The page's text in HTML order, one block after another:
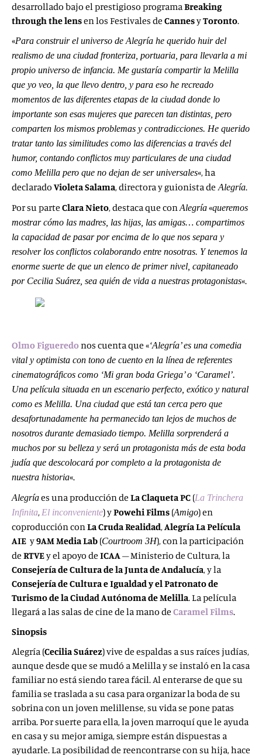
desarrollado bajo el prestigioso programaBreaking
through the lensen los Festivales de CannesyToronto.
«Para construir el universo de Alegría he querido huir del
realismo de una ciudad fronteriza, portuaria, para llevarla a mi
propio universo de infancia. Me gustaría compartir la Melilla
que yo veo, la que llevo dentro, y para eso he recreado
momentos de las diferentes etapas de la ciudad donde lo
importante son esas mujeres que parecen tan distintas, pero
comparten los mismos problemas y contradicciones. He querido
tratar tanto las similitudes como las diferencias a través del
humor, contando conflictos muy particulares de una ciudad
como Melilla pero que no dejan de ser universales«, ha
declaradoVioleta Salama, directora y guionista de Alegría.
Por su parte Clara Nieto, destaca que conAlegría«queremos
mostrar cómo las madres, las hijas, las amigas… compartimos
la capacidad de pasar por encima de lo que nos separa y
resolver los conflictos colaborando entre nosotras. Y tenemos la
enorme suerte de que un elenco de primer nivel, capitaneado
por Cecilia Suárez, sea quién de vida a nuestras protagonistas«.
Olmo Figueredonos cuenta que «‘Alegría’ es una comedia
vital y optimista con tono de cuento en la línea de referentes
cinematográficos como ‘Mi gran boda Griega’ o ‘Caramel’.
Una película situada en un escenario perfecto, exótico y natural
como es Melilla. Una ciudad que está tan cerca pero que
desafortunadamente ha permanecido tan lejos de muchos de
nosotros durante demasiado tiempo. Melilla sorprenderá a
muchos por su belleza y será un protagonista más de esta boda
judía que descolocará por completo a la protagonista de
nuestra historia«.
Alegríaes una producción de La Claqueta PC (La Trinchera
Infinita, El inconveniente) yPowehi Films (Amigo) en
coproducción conLa Cruda Realidad,Alegría La Película
AIE y9AM Media Lab (Courtroom 3H), con la participación
de RTVEy el apoyo de ICAA– Ministerio de Cultura, la
Consejería de Cultura de la Junta de Andalucía, y la
Consejería de Cultura e Igualdad y el Patronato de
Turismo de la Ciudad Autónoma de Melilla. La película
llegará a las salas de cine de la mano de Caramel Films.
Sinopsis
Alegría (Cecilia Suárez) vive de espaldas a sus raíces judías,
aunque desde que se mudó a Melilla y se instaló en la casa
familiar no está siendo tarea fácil. Al enterarse de que su
familia se traslada a su casa para organizar la boda de su
sobrina con un joven melillense, su vida se pone patas
arriba. Por suerte para ella, la joven marroquí que le ayuda
en casa y su mejor amiga, siempre están dispuestas a
ayudarle. La posibilidad de reencontrarse con su hija, hace